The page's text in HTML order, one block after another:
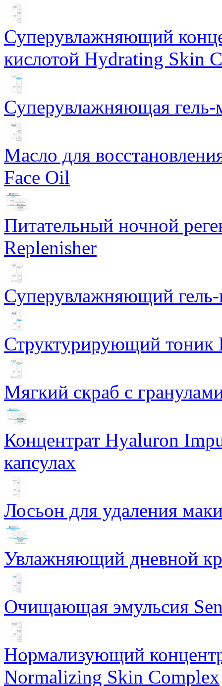
Суперувлажняющий
кислотой Hydrating Skin
Суперувлажняющая
Масло для
Face Oil
Питательный ночной
Replenisher
Суперувлажняющий
Структурирующий тоник
Мягкий скраб с
Концентрат Hyaluron
капсулах
Лосьон для удаления
Увлажняющий дневной
Очищающая эмульсия
Нормализующий
Normalizing Skin Complex